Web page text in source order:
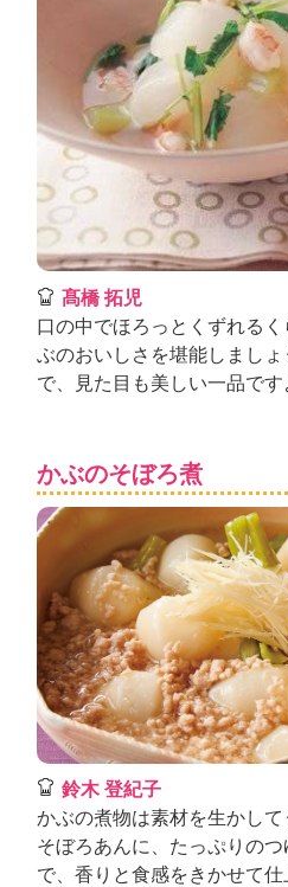
髙橋 拓児
口の中でほろっとくずれる
ぶのおいしさを堪能しまし
で、見た目も美しい一品です
かぶのそぼろ煮
鈴木 登紀子
かぶの煮物は素材を生かし
そぼろあんに、たっぷりの
で、香りと食感をきかせて